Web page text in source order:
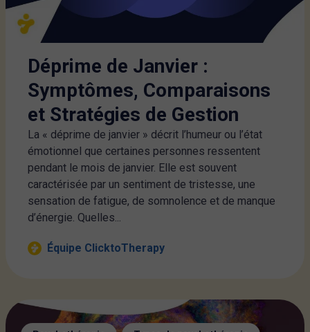
Déprime de Janvier :
Symptômes, Comparaisons
et Stratégies de Gestion
La « déprime de janvier » décrit l’humeur ou l’état
émotionnel que certaines personnes ressentent
pendant le mois de janvier. Elle est souvent
caractérisée par un sentiment de tristesse, une
sensation de fatigue, de somnolence et de manque
d’énergie. Quelles...
Équipe ClicktoTherapy